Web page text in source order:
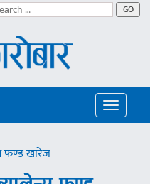
GO
Toggle
फण्ड खारेज